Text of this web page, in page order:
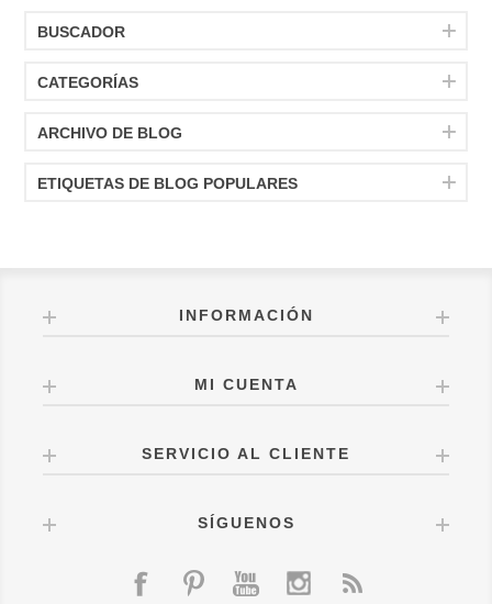
BUSCADOR
CATEGORÍAS
ARCHIVO DE BLOG
ETIQUETAS DE BLOG POPULARES
INFORMACIÓN
MI CUENTA
SERVICIO AL CLIENTE
SÍGUENOS